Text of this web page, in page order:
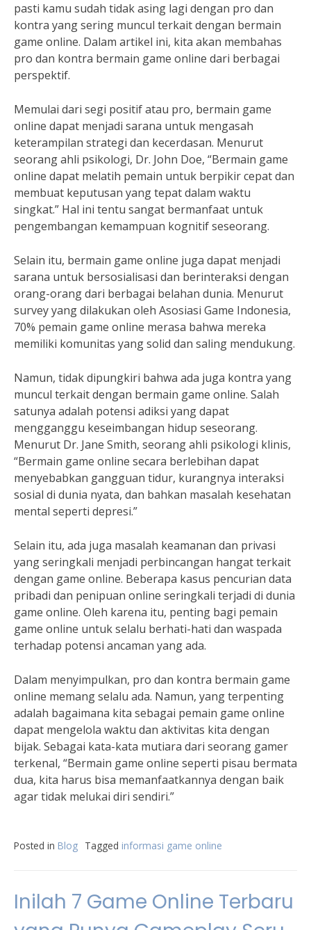
pasti kamu sudah tidak asing lagi dengan pro dan
kontra yang sering muncul terkait dengan bermain
game online. Dalam artikel ini, kita akan membahas
pro dan kontra bermain game online dari berbagai
perspektif.
Memulai dari segi positif atau pro, bermain game
online dapat menjadi sarana untuk mengasah
keterampilan strategi dan kecerdasan. Menurut
seorang ahli psikologi, Dr. John Doe, “Bermain game
online dapat melatih pemain untuk berpikir cepat dan
membuat keputusan yang tepat dalam waktu
singkat.” Hal ini tentu sangat bermanfaat untuk
pengembangan kemampuan kognitif seseorang.
Selain itu, bermain game online juga dapat menjadi
sarana untuk bersosialisasi dan berinteraksi dengan
orang-orang dari berbagai belahan dunia. Menurut
survey yang dilakukan oleh Asosiasi Game Indonesia,
70% pemain game online merasa bahwa mereka
memiliki komunitas yang solid dan saling mendukung.
Namun, tidak dipungkiri bahwa ada juga kontra yang
muncul terkait dengan bermain game online. Salah
satunya adalah potensi adiksi yang dapat
mengganggu keseimbangan hidup seseorang.
Menurut Dr. Jane Smith, seorang ahli psikologi klinis,
“Bermain game online secara berlebihan dapat
menyebabkan gangguan tidur, kurangnya interaksi
sosial di dunia nyata, dan bahkan masalah kesehatan
mental seperti depresi.”
Selain itu, ada juga masalah keamanan dan privasi
yang seringkali menjadi perbincangan hangat terkait
dengan game online. Beberapa kasus pencurian data
pribadi dan penipuan online seringkali terjadi di dunia
game online. Oleh karena itu, penting bagi pemain
game online untuk selalu berhati-hati dan waspada
terhadap potensi ancaman yang ada.
Dalam menyimpulkan, pro dan kontra bermain game
online memang selalu ada. Namun, yang terpenting
adalah bagaimana kita sebagai pemain game online
dapat mengelola waktu dan aktivitas kita dengan
bijak. Sebagai kata-kata mutiara dari seorang gamer
terkenal, “Bermain game online seperti pisau bermata
dua, kita harus bisa memanfaatkannya dengan baik
agar tidak melukai diri sendiri.”
Posted in Blog Tagged informasi game online
Inilah 7 Game Online Terbaru